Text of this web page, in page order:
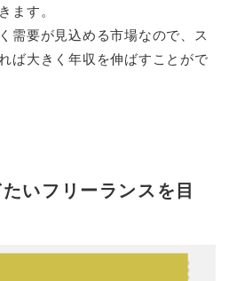
ます。
需要が見込める市場なので、ス
ば大きく年収を伸ばすことがで
いフリーランスを目